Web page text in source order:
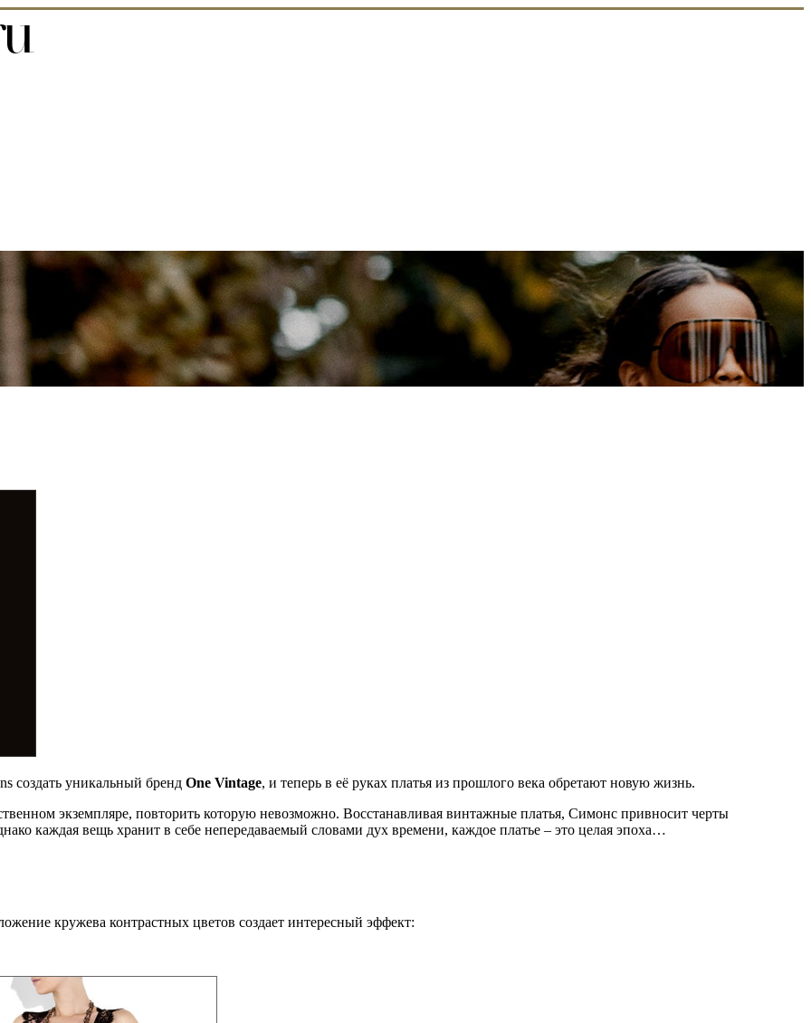
создать уникальный бренд One Vintage, и теперь в её руках платья из прошлого века обретают новую жизнь.
экземпляре, повторить которую невозможно. Восстанавливая винтажные платья, Симонс привносит черты
каждая вещь хранит в себе непередаваемый словами дух времени, каждое платье – это целая эпоха…
кружева контрастных цветов создает интересный эффект: